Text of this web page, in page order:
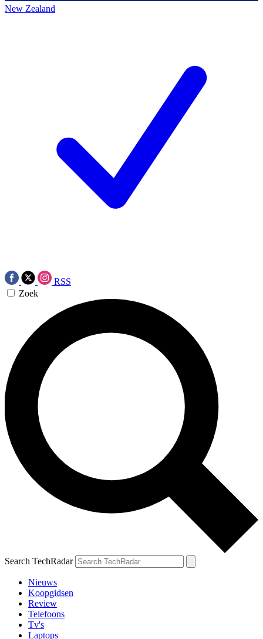
New Zealand
RSS
Zoek
Search TechRadar
Nieuws
Koopgidsen
Review
Telefoons
Tv's
Laptops